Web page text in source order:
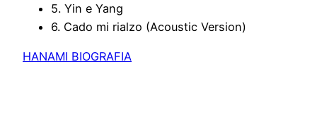
5. Yin e Yang
6. Cado mi rialzo (Acoustic Version)
HANAMI BIOGRAFIA